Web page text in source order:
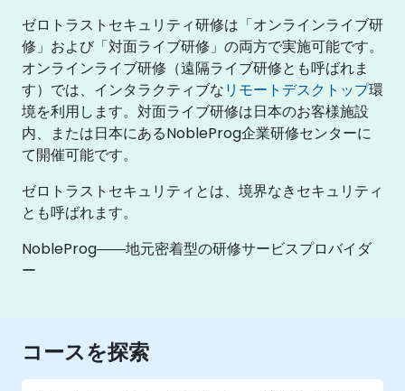
ゼロトラストセキュリティ研修は「オンラインライブ研
修」および「対面ライブ研修」の両方で実施可能です。
オンラインライブ研修（遠隔ライブ研修とも呼ばれま
す）では、インタラクティブなリモートデスクトップ環
境を利用します。対面ライブ研修は日本のお客様施設
内、または日本にあるNobleProg企業研修センターに
て開催可能です。
ゼロトラストセキュリティとは、境界なきセキュリティ
とも呼ばれます。
NobleProg――地元密着型の研修サービスプロバイダ
ー
コースを探索